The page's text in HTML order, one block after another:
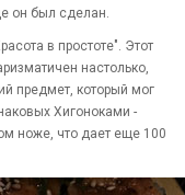
он был сделан.
в простоте". Этот
настолько,
предмет, который мог
Хигоноками -
ноже, что дает еще 100